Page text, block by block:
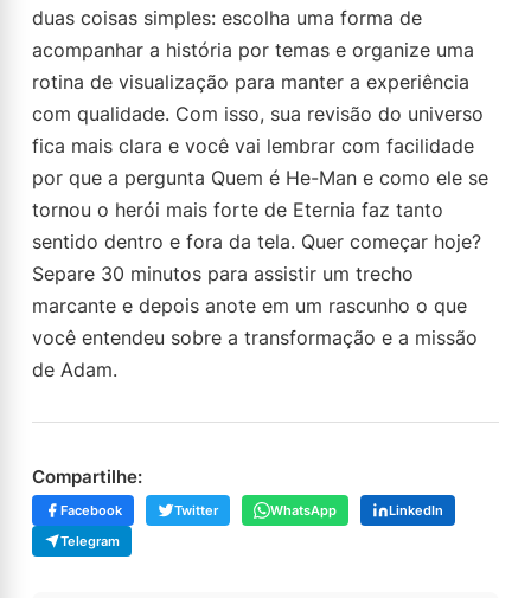
duas coisas simples: escolha uma forma de
acompanhar a história por temas e organize uma
rotina de visualização para manter a experiência
com qualidade. Com isso, sua revisão do universo
fica mais clara e você vai lembrar com facilidade
por que a pergunta Quem é He-Man e como ele se
tornou o herói mais forte de Eternia faz tanto
sentido dentro e fora da tela. Quer começar hoje?
Separe 30 minutos para assistir um trecho
marcante e depois anote em um rascunho o que
você entendeu sobre a transformação e a missão
de Adam.
Compartilhe:
Facebook Twitter WhatsApp
LinkedIn
Telegram